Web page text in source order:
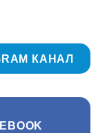
КАНАЛ